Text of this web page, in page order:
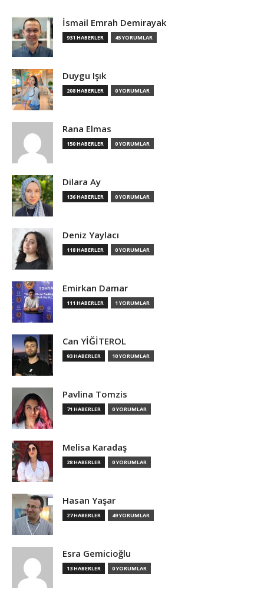
İsmail Emrah Demirayak
931 HABERLER 45 YORUMLAR
Duygu Işık
208 HABERLER 0 YORUMLAR
Rana Elmas
150 HABERLER 0 YORUMLAR
Dilara Ay
136 HABERLER 0 YORUMLAR
Deniz Yaylacı
118 HABERLER 0 YORUMLAR
Emirkan Damar
111 HABERLER 1 YORUMLAR
Can YİĞİTEROL
93 HABERLER 10 YORUMLAR
Pavlina Tomzis
71 HABERLER 0 YORUMLAR
Melisa Karadaş
28 HABERLER 0 YORUMLAR
Hasan Yaşar
27 HABERLER 49 YORUMLAR
Esra Gemicioğlu
13 HABERLER 0 YORUMLAR